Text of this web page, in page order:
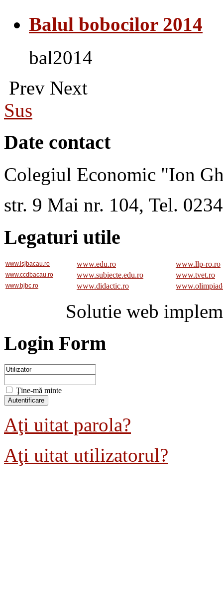
Balul bobocilor 2014
bal2014
Prev Next
Sus
Date contact
Colegiul Economic "Ion
str. 9 Mai nr. 104, Tel.
Legaturi utile
www.isjbacau.ro www.edu.ro www.llp-ro.ro
www.ccdbacau.ro www.subiecte.edu.ro www.tvet.ro
www.bjbc.ro www.didactic.ro
Solutie web
Login Form
Ţine-mă minte
Aţi uitat parola?
Aţi uitat utilizatorul?